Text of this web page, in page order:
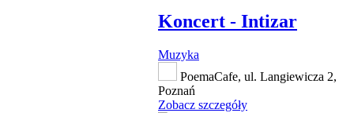
Koncert - Intizar
Muzyka
PoemaCafe, ul. Langiewicza 2,
Poznań
Zobacz szczegóły